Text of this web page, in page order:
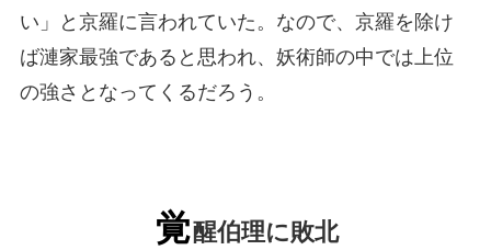
い」と京羅に言われていた。なので、京羅を除け
ば漣家最強であると思われ、妖術師の中では上位
の強さとなってくるだろう。
覚醒伯理に敗北